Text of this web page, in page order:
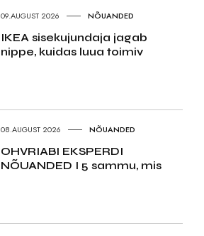
09.AUGUST 2026 NÕUANDED
IKEA sisekujundaja jagab
nippe, kuidas luua toimiv
08.AUGUST 2026 NÕUANDED
OHVRIABI EKSPERDI
NÕUANDED I 5 sammu, mis